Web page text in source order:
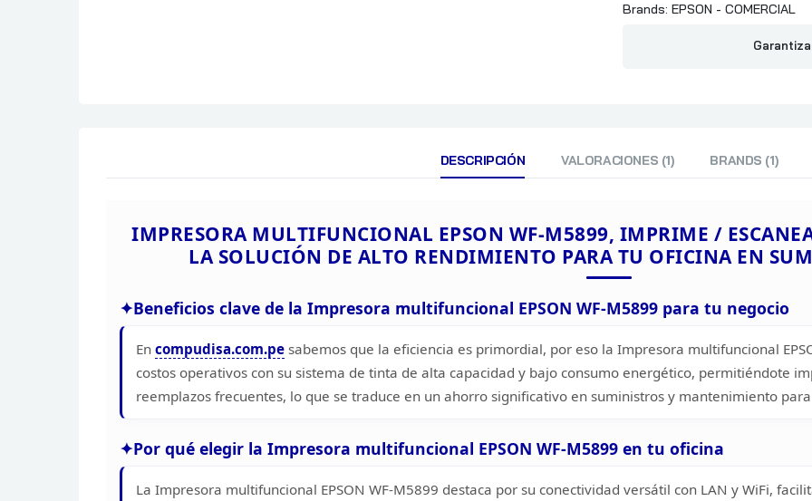
Brands: EPSON - COMERCIAL
DESCRIPCIÓN VALORACIONES (1) BRANDS (1)
IMPRESORA MULTIFUNCIONAL EPSON WF-M5899, IMPRIME /
LA SOLUCIÓN DE ALTO RENDIMIENTO PARA TU OFICINA EN
Beneficios clave de la Impresora multifuncional EPSON WF-M5899 para tu negocio
En compudisa.com.pe sabemos que la eficiencia es primordial, por eso la Impresora multifuncional
costos operativos con su sistema de tinta de alta capacidad y bajo consumo energético, permitiéndote
reemplazos frecuentes, lo que se traduce en un ahorro significativo en suministros y mantenimiento
Por qué elegir la Impresora multifuncional EPSON WF-M5899 en tu oficina
La Impresora multifuncional EPSON WF-M5899 destaca por su conectividad versátil con LAN y WiFi,